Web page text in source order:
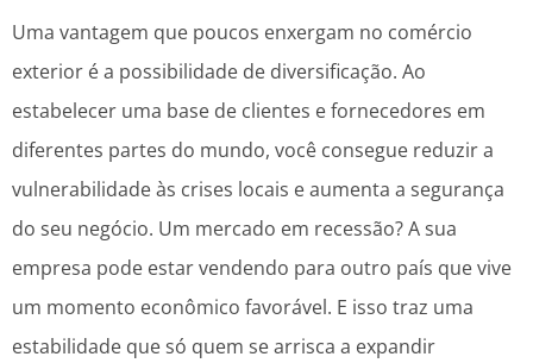
Uma vantagem que poucos enxergam no comércio
exterior é a possibilidade de diversificação. Ao
estabelecer uma base de clientes e fornecedores em
diferentes partes do mundo, você consegue reduzir a
vulnerabilidade às crises locais e aumenta a segurança
do seu negócio. Um mercado em recessão? A sua
empresa pode estar vendendo para outro país que vive
um momento econômico favorável. E isso traz uma
estabilidade que só quem se arrisca a expandir